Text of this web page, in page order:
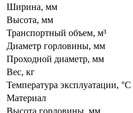
Ширина, мм
Высота, мм
Транспортный объем, м³
Диаметр горловины, мм
Проходной диаметр, мм
Вес, кг
Температура эксплуатации, °C
Материал
Высота горловины, мм